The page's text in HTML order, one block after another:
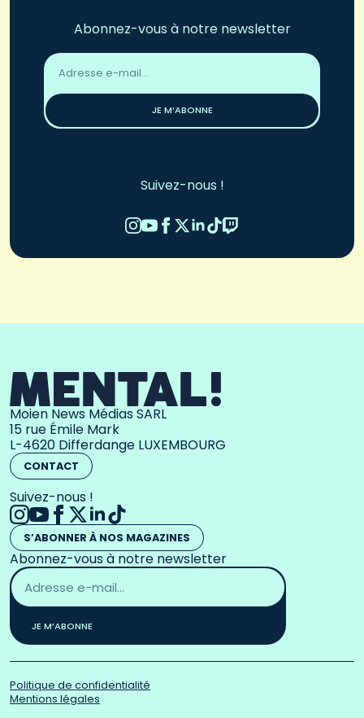
Abonnez-vous à notre newsletter
Adresse
email
JE M’ABONNE
Suivez-nous !
Moien News Médias SARL
15 rue Émile Mark
L-4620 Differdange LUXEMBOURG
CONTACT
Suivez-nous !
S’ABONNER À NOS MAGAZINES
Abonnez-vous à notre newsletter
Adresse
email
*
JE M’ABONNE
Politique de confidentialité
Mentions légales